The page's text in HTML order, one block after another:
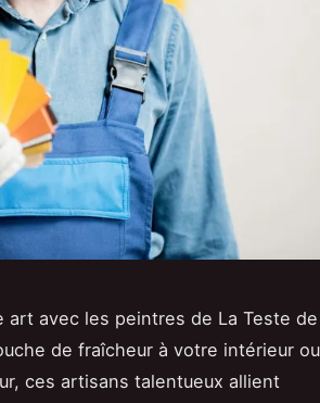
avec les peintres de La Teste de
de fraîcheur à votre intérieur ou
ces artisans talentueux allient